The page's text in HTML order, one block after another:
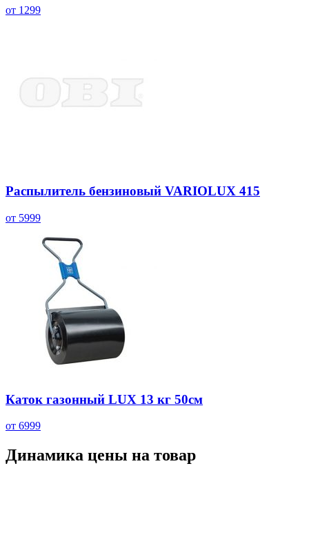
от 1299
Распылитель бензиновый VARIOLUX 415
от 5999
Каток газонный LUX 13 кг 50см
от 6999
Динамика цены на товар